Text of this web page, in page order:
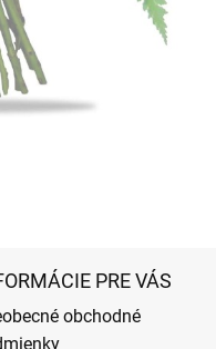
PRE VÁS
obchodné